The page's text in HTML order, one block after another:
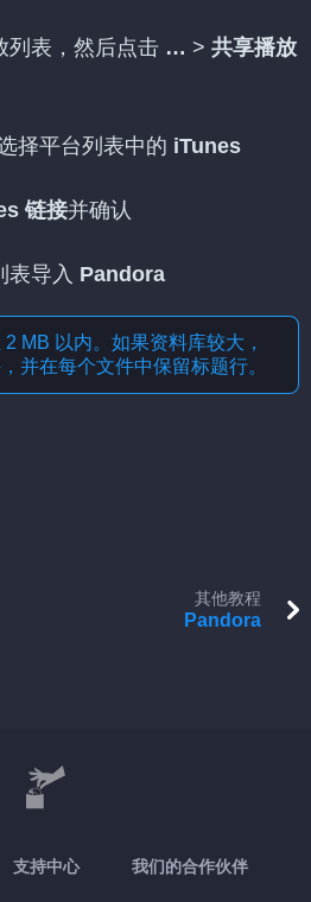
列表，然后点击 … > 共享播放
择平台列表中的 iTunes
链接并确认
表导入 Pandora
MB 以内。如果资料库较大，
并在每个文件中保留标题行。
其他教程
Pandora
支持中心 我们的合作伙伴